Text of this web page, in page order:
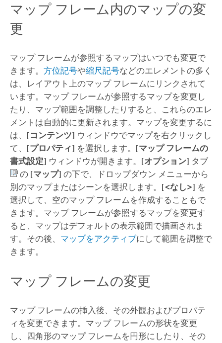
マップ フレーム内のマップの変
更
マップ フレームが参照するマップはいつでも変更で
きます。 方位記号や縮尺記号などのエレメントの多く
は、レイアウト上のマップ フレームにリンクされて
います。マップ フレームが参照するマップを変更し
たり、マップ範囲を調整したりすると、これらのエレ
メントは自動的に更新されます。マップを変更するに
は、 [コンテンツ] ウィンドウでマップを右クリックし
て、 [プロパティ] を選択します。 [マップ フレームの
書式設定] ウィンドウが開きます。 [オプション] タブ
の [マップ] の下で、ドロップダウン メニューから
別のマップまたはシーンを選択します。 [<なし>] を
選択して、空のマップ フレームを作成することもで
きます。マップ フレームが参照するマップを変更す
ると、マップはデフォルトの表示範囲で描画されま
す。その後、 マップをアクティブにして範囲を調整で
きます。
マップ フレームの変更
マップ フレームの挿入後、その外観およびプロパテ
ィを変更できます。マップ フレームの形状を変更
し、四角形のマップ フレームを円形にしたり、その